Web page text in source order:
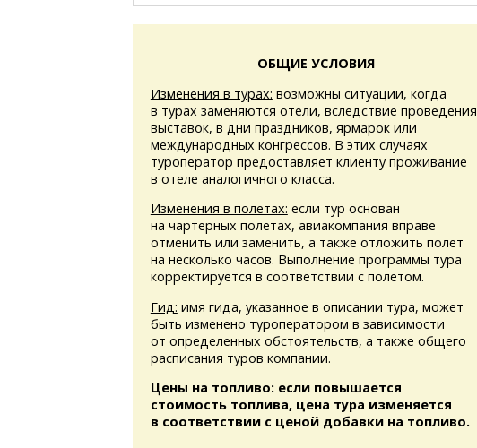
ОБЩИЕ УСЛОВИЯ
Изменения в турах: возможны ситуации, когда
в турах заменяются отели, вследствие проведения
выставок, в дни праздников, ярмарок или
международных конгрессов. В этих случаях
туроператор предоставляет клиенту проживание
в отеле аналогичного класса.
Изменения в полетах: если тур основан
на чартерных полетах, авиакомпания вправе
отменить или заменить, а также отложить полет
на несколько часов. Выполнение программы тура
корректируется в соответствии с полетом.
Гид: имя гида, указанное в описании тура, может
быть изменено туроператором в зависимости
от определенных обстоятельств, а также общего
расписания туров компании.
Цены на топливо: если повышается
стоимость топлива, цена тура изменяется
в соответствии с ценой добавки на топливо.